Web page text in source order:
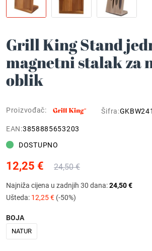
Grill King Stand
magnetni stalak za
oblik
Proizvođač: Šifra:
EAN:3858885653203
DOSTUPNO
12,25 € 24,50 €
Najniža cijena u zadnjih 30 dana:24,50 €
Ušteda: 12,25 € (-50%)
BOJA
NATUR